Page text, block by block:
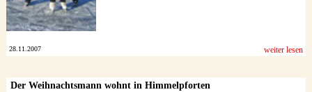
28.11.2007 weiter lesen
Der Weihnachtsmann wohnt in Himmelpforten